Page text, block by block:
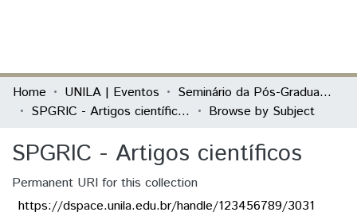
Communities & Collections
All of DSpace
Home UNILA | Eventos
Seminário da Pós-Graduação Relações Internacionais Contemporâneas (SPGRIC)
SPGRIC - Artigos científicos
Browse by Subject
SPGRIC - Artigos científicos
Permanent URI for this collection
https://dspace.unila.edu.br/handle/123456789/3031